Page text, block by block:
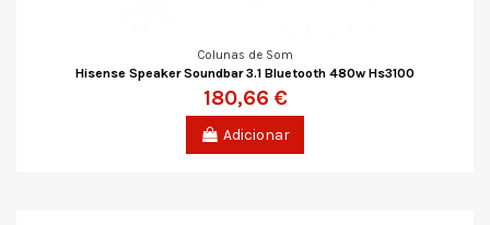
Colunas de Som
Hisense Speaker Soundbar 3.1 Bluetooth 480w Hs3100
180,66 €
Adicionar